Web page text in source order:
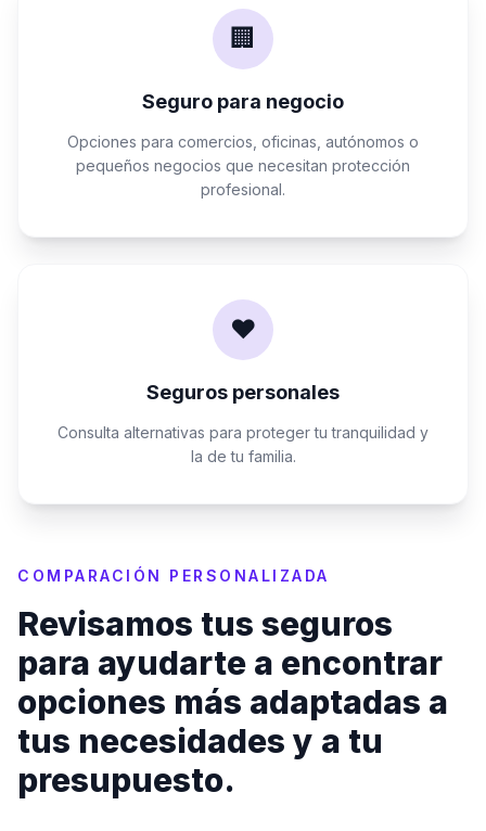
🏢
Seguro para negocio
Opciones para comercios, oficinas, autónomos o
pequeños negocios que necesitan protección
profesional.
❤️
Seguros personales
Consulta alternativas para proteger tu tranquilidad y
la de tu familia.
COMPARACIÓN PERSONALIZADA
Revisamos tus seguros
para ayudarte a encontrar
opciones más adaptadas a
tus necesidades y a tu
presupuesto.